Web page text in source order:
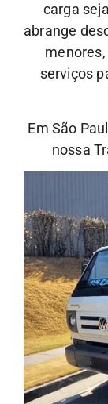
carga
abrange
serviços
Em São
nossa